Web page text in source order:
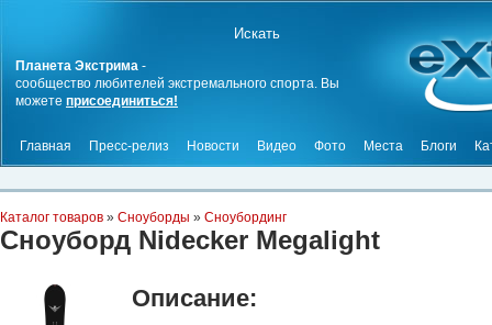
Планета Экстрима -
сообщество любителей экстремального спорта. Вы
можете присоединиться!
Главная Пресс-релиз Новости Видео Фото Места Блоги
Каталог товаров » Сноуборды » Сноубординг
Сноуборд Nidecker Megalight
Описание: